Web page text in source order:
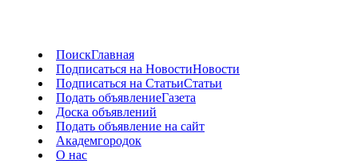
ПоискГлавная
Подписаться на НовостиНовости
Подписаться на СтатьиСтатьи
Подать объявлениеГазета
Доска объявлений
Подать объявление на сайт
Академгородок
О нас